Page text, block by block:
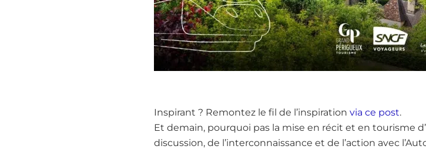
Inspirant ? Remontez le fil de l’inspiration via ce post.
Et demain, pourquoi pas la mise en récit et en tourisme
discussion, de l’interconnaissance et de l’action avec